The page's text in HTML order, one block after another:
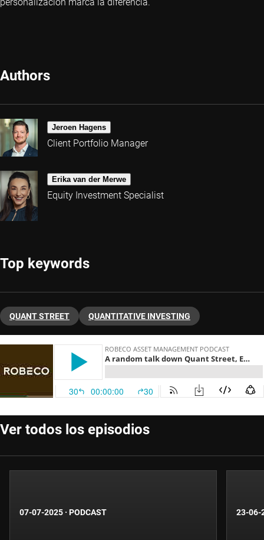
Authors
Jeroen Hagens
Client Portfolio Manager
Erika van der Merwe
Equity Investment Specialist
Top keywords
QUANT STREET QUANTITATIVE INVESTING
Ver todos los episodios
07-07-2025 · PODCAST 23-06-